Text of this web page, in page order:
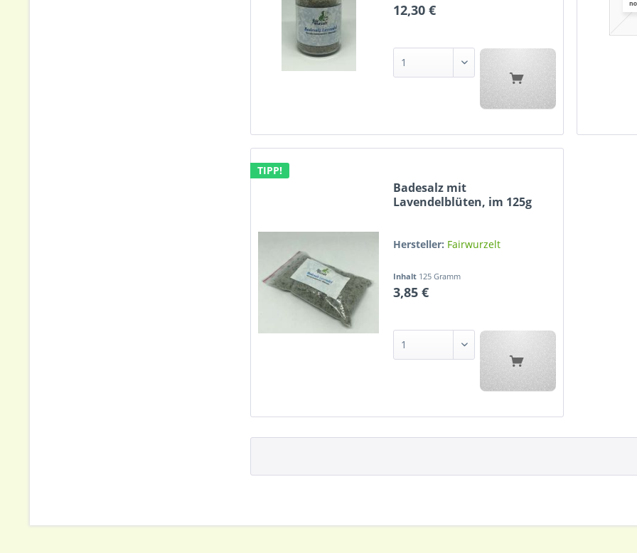
12,30 €
TIPP!
Badesalz mit
Lavendelblüten, im 125g
Hersteller: Fairwurzelt
Inhalt 125 Gramm
3,85 €